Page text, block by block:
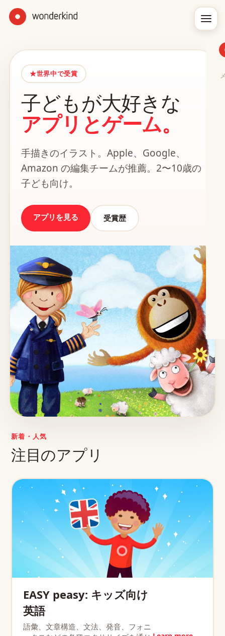
★世界中で受賞
子どもが大好きな
アプリとゲーム。
手描きのイラスト。Apple、Google、
Amazon の編集チームが推薦。2〜10歳の
子ども向け。
アプリを見る 受賞歴
新着・人気
注目のアプリ
EASY peasy: キッズ向け
英語
語彙、文章構造、文法、発音、フォニ